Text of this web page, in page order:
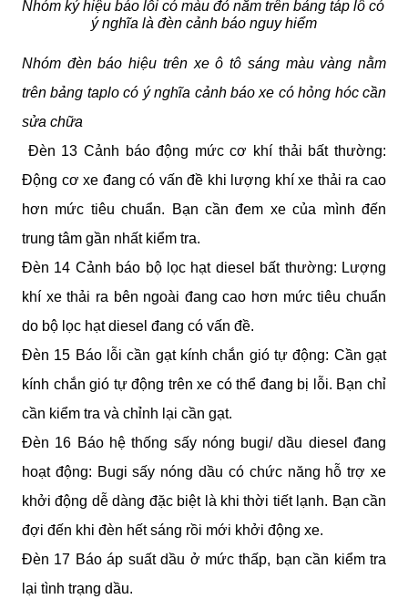
Nhóm ký hiệu báo lỗi có màu đỏ nằm trên bảng táp lô có
ý nghĩa là đèn cảnh báo nguy hiểm
Nhóm đèn báo hiệu trên xe ô tô sáng màu vàng nằm
trên bảng taplo có ý nghĩa cảnh báo xe có hỏng hóc cần
sửa chữa
Đèn 13 Cảnh báo động mức cơ khí thải bất thường:
Động cơ xe đang có vấn đề khi lượng khí xe thải ra cao
hơn mức tiêu chuẩn. Bạn cần đem xe của mình đến
trung tâm gần nhất kiểm tra.
Đèn 14 Cảnh báo bộ lọc hạt diesel bất thường: Lượng
khí xe thải ra bên ngoài đang cao hơn mức tiêu chuẩn
do bộ lọc hạt diesel đang có vấn đề.
Đèn 15 Báo lỗi cần gạt kính chắn gió tự động: Cần gạt
kính chắn gió tự động trên xe có thể đang bị lỗi. Bạn chỉ
cần kiểm tra và chỉnh lại cần gạt.
Đèn 16 Báo hệ thống sấy nóng bugi/ dầu diesel đang
hoạt động: Bugi sấy nóng dầu có chức năng hỗ trợ xe
khởi động dễ dàng đặc biệt là khi thời tiết lạnh. Bạn cần
đợi đến khi đèn hết sáng rồi mới khởi động xe.
Đèn 17 Báo áp suất dầu ở mức thấp, bạn cần kiểm tra
lại tình trạng dầu.